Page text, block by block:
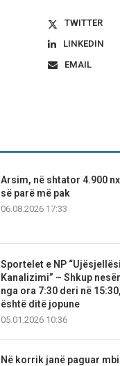
TWITTER
LINKEDIN
EMAIL
Arsim, në shtator 4.900
së parë më pak
06.08.2026 17:33
Sportelet e NP
Kanalizimi” – Shkup
nga ora 7:30 deri në
është ditë jopune
05.01.2026 10:36
Në korrik janë paguar